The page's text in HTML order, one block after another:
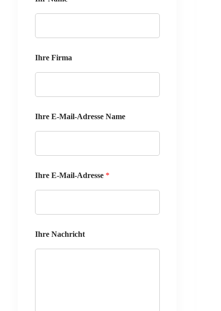
Ihre Firma
Ihre E-Mail-Adresse Name
Ihre E-Mail-Adresse *
Ihre Nachricht